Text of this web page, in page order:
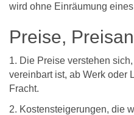
wird ohne Einräumung
Preise,
1. Die Preise verstehen
vereinbart ist, ab Werk oder
Fracht.
2. Kostensteigerungen, die